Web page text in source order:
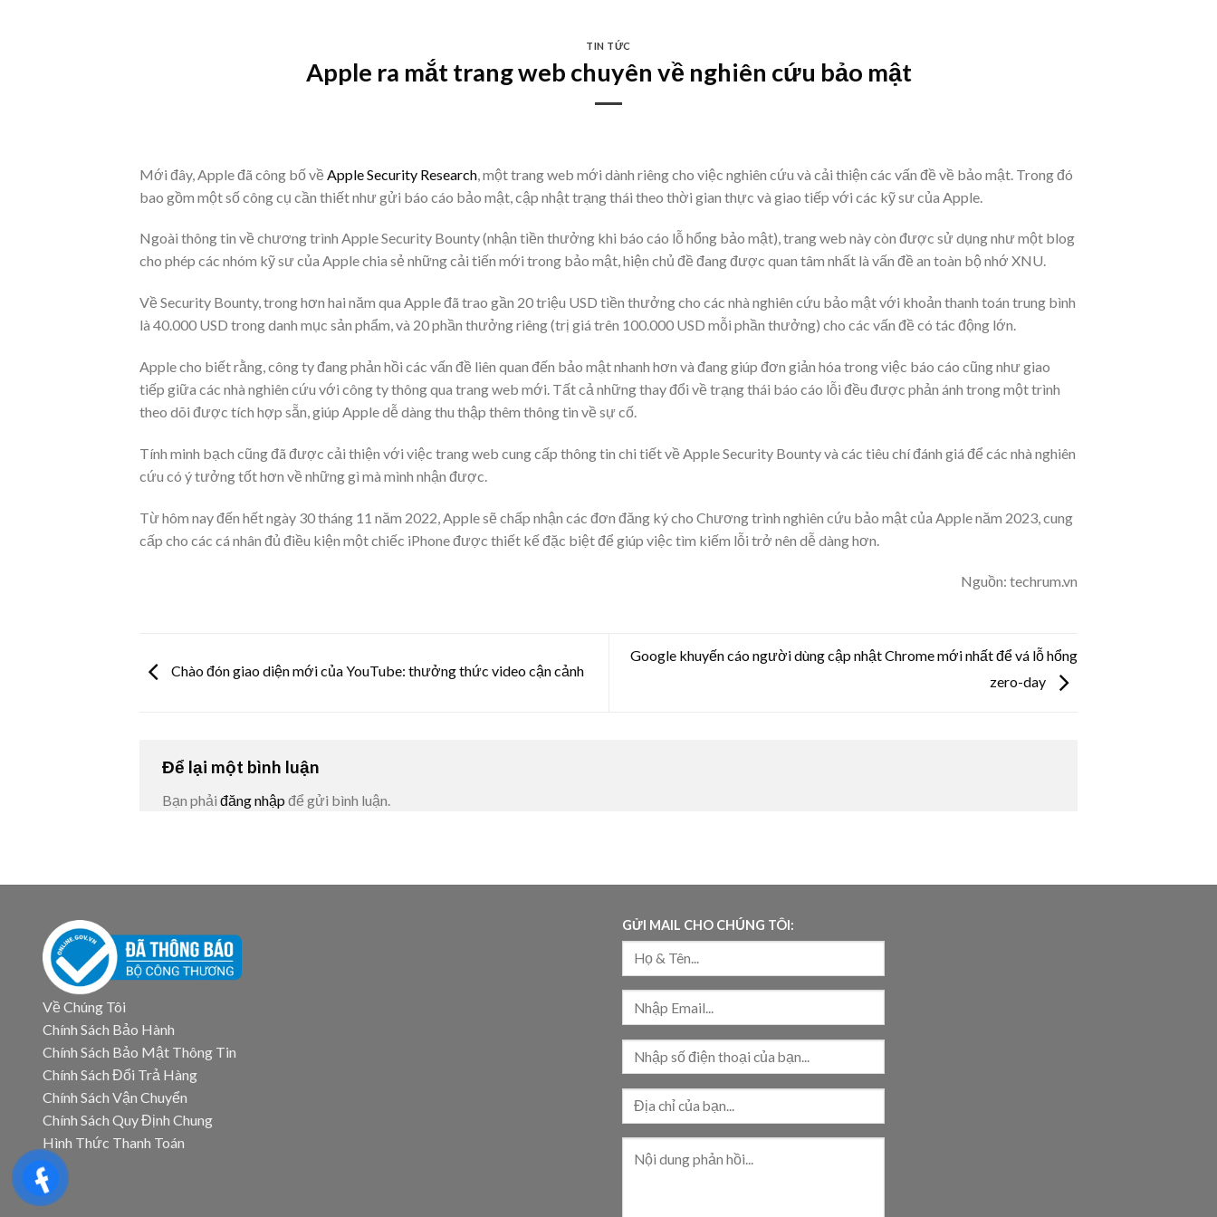
TIN TỨC
Apple ra mắt trang web chuyên về nghiên cứu bảo mật
Mới đây, Apple đã công bố về Apple Security Research, một trang web mới dành riêng cho việc nghiên cứu và cải thiện các vấn đề về bảo mật. Trong đó
bao gồm một số công cụ cần thiết như gửi báo cáo bảo mật, cập nhật trạng thái theo thời gian thực và giao tiếp với các kỹ sư của Apple.
Ngoài thông tin về chương trình Apple Security Bounty (nhận tiền thưởng khi báo cáo lỗ hổng bảo mật), trang web này còn được sử dụng như một blog
cho phép các nhóm kỹ sư của Apple chia sẻ những cải tiến mới trong bảo mật, hiện chủ đề đang được quan tâm nhất là vấn đề an toàn bộ nhớ XNU.
Về Security Bounty, trong hơn hai năm qua Apple đã trao gần 20 triệu USD tiền thưởng cho các nhà nghiên cứu bảo mật với khoản thanh toán trung bình
là 40.000 USD trong danh mục sản phẩm, và 20 phần thưởng riêng (trị giá trên 100.000 USD mỗi phần thưởng) cho các vấn đề có tác động lớn.
Apple cho biết rằng, công ty đang phản hồi các vấn đề liên quan đến bảo mật nhanh hơn và đang giúp đơn giản hóa trong việc báo cáo cũng như giao
tiếp giữa các nhà nghiên cứu với công ty thông qua trang web mới. Tất cả những thay đổi về trạng thái báo cáo lỗi đều được phản ánh trong một trình
theo dõi được tích hợp sẵn, giúp Apple dễ dàng thu thập thêm thông tin về sự cố.
Tính minh bạch cũng đã được cải thiện với việc trang web cung cấp thông tin chi tiết về Apple Security Bounty và các tiêu chí đánh giá để các nhà nghiên
cứu có ý tưởng tốt hơn về những gì mà mình nhận được.
Từ hôm nay đến hết ngày 30 tháng 11 năm 2022, Apple sẽ chấp nhận các đơn đăng ký cho Chương trình nghiên cứu bảo mật của Apple năm 2023, cung
cấp cho các cá nhân đủ điều kiện một chiếc iPhone được thiết kế đặc biệt để giúp việc tìm kiếm lỗi trở nên dễ dàng hơn.
Nguồn: techrum.vn
Chào đón giao diện mới của YouTube: thưởng thức video cận cảnh
Google khuyến cáo người dùng cập nhật Chrome mới nhất để vá lỗ hổng
zero-day
Để lại một bình luận
Bạn phải đăng nhập để gửi bình luận.
Về Chúng Tôi
Chính Sách Bảo Hành
Chính Sách Bảo Mật Thông Tin
Chính Sách Đổi Trả Hàng
Chính Sách Vận Chuyển
Chính Sách Quy Định Chung
Hình Thức Thanh Toán
GỬI MAIL CHO CHÚNG TÔI: